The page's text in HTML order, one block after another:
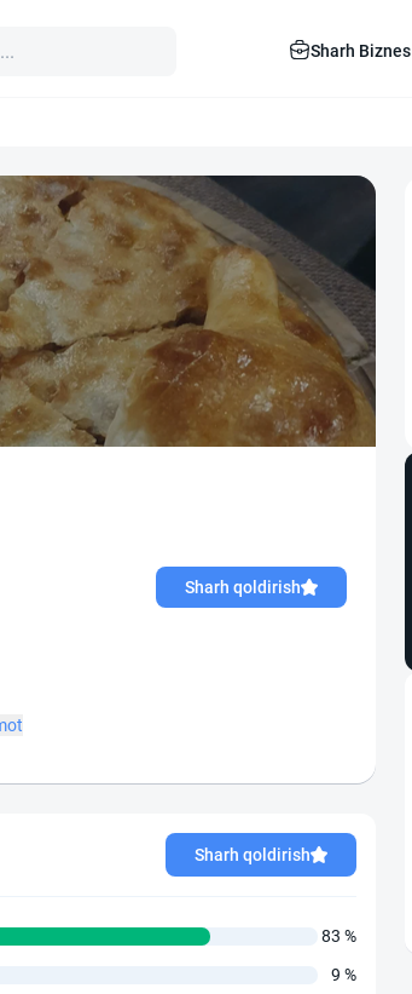
Sharh Biznes
Sharh qoldirish
Sharh qoldirish
83 %
9 %